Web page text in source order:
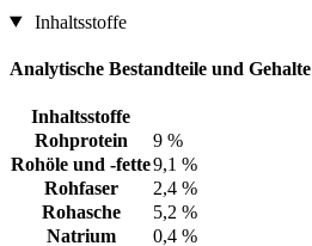
Inhaltsstoffe
Analytische Bestandteile und Gehalte
Inhaltsstoffe
Rohprotein
9 %
Rohöle und -fette9,1 %
Rohfaser
2,4 %
Rohasche
5,2 %
Natrium
0,4 %